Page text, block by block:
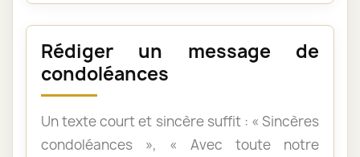
Rédiger un message de
condoléances
Un texte court et sincère suffit : « Sincères
condoléances », « Avec toute notre